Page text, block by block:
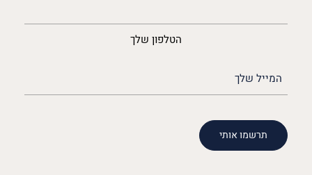
הטלפון שלך
(חובה)